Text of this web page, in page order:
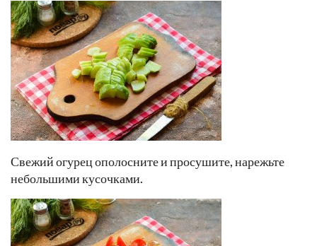
Свежий огурец ополосните и просушите, нарежьте
небольшими кусочками.